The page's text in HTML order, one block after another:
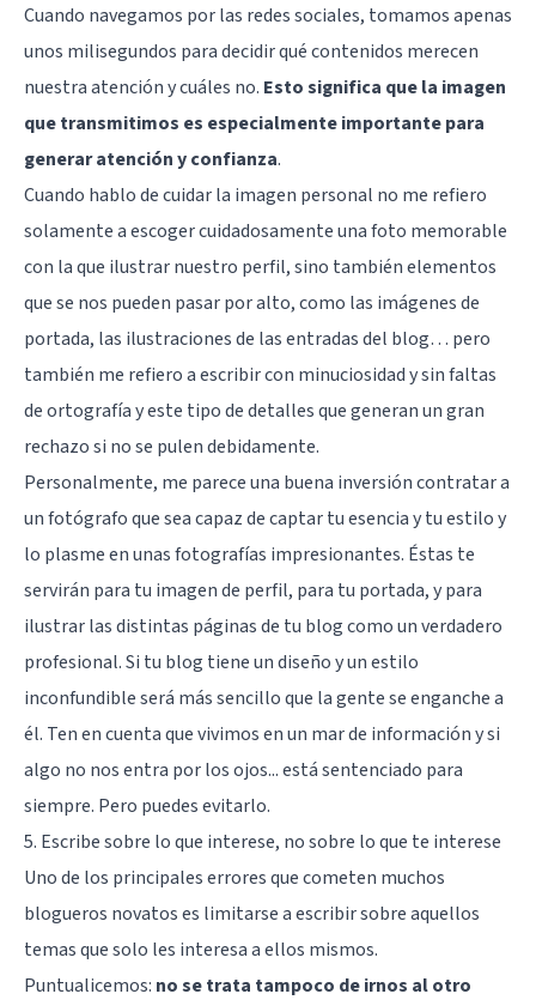
Cuando navegamos por las redes sociales, tomamos apenas
unos milisegundos para decidir qué contenidos merecen
nuestra atención y cuáles no. Esto significa que la imagen
que transmitimos es especialmente importante para
generar atención y confianza.
Cuando hablo de cuidar la imagen personal no me refiero
solamente a escoger cuidadosamente una foto memorable
con la que ilustrar nuestro perfil, sino también elementos
que se nos pueden pasar por alto, como las imágenes de
portada, las ilustraciones de las entradas del blog… pero
también me refiero a escribir con minuciosidad y sin faltas
de ortografía y este tipo de detalles que generan un gran
rechazo si no se pulen debidamente.
Personalmente, me parece una buena inversión contratar a
un fotógrafo que sea capaz de captar tu esencia y tu estilo y
lo plasme en unas fotografías impresionantes. Éstas te
servirán para tu imagen de perfil, para tu portada, y para
ilustrar las distintas páginas de tu blog como un verdadero
profesional. Si tu blog tiene un diseño y un estilo
inconfundible será más sencillo que la gente se enganche a
él. Ten en cuenta que vivimos en un mar de información y si
algo no nos entra por los ojos... está sentenciado para
siempre. Pero puedes evitarlo.
5. Escribe sobre lo que interese, no sobre lo que te interese
Uno de los principales errores que cometen muchos
blogueros novatos es limitarse a escribir sobre aquellos
temas que solo les interesa a ellos mismos.
Puntualicemos: no se trata tampoco de irnos al otro